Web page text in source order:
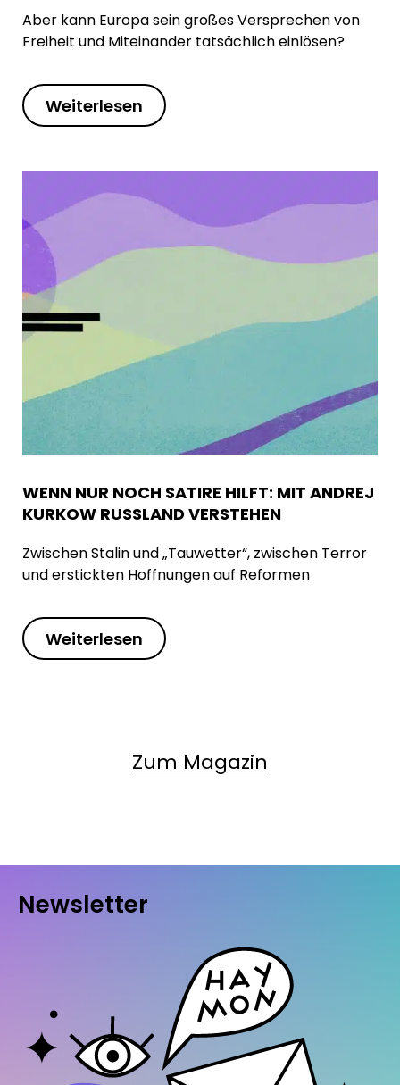
Aber kann Europa sein großes Versprechen von
Freiheit und Miteinander tatsächlich einlösen?
Weiterlesen
WENN NUR NOCH SATIRE HILFT: MIT ANDREJ
KURKOW RUSSLAND VERSTEHEN
Zwischen Stalin und „Tauwetter“, zwischen Terror
und erstickten Hoffnungen auf Reformen
Weiterlesen
Zum Magazin
Newsletter